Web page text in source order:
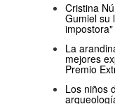
Cristina
Gumiel su
impostora"
La
mejores
Premio
Los niños